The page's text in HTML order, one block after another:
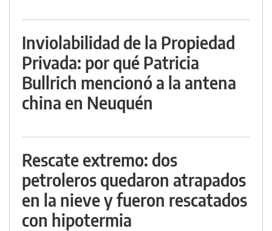
Inviolabilidad de la Propiedad
Privada: por qué Patricia
Bullrich mencionó a la antena
china en Neuquén
Rescate extremo: dos
petroleros quedaron atrapados
en la nieve y fueron rescatados
con hipotermia